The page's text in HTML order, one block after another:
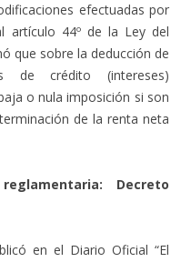
efectuadas por
artículo 44º de la Ley del
que sobre la deducción de
de crédito (intereses)
o nula imposición si son
de la renta neta
Decreto
en el Diario Oficial “El